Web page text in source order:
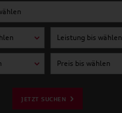
Leistung bis wählen
Preis bis wählen
JETZT SUCHEN